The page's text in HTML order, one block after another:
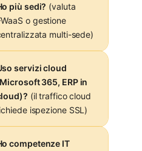
più sedi? (valuta
o gestione
multi-sede)
servizi cloud
365, ERP in
(il traffico cloud
ispezione SSL)
competenze IT